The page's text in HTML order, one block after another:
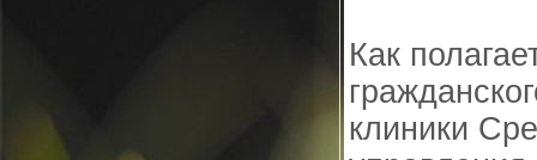
Как
клиники